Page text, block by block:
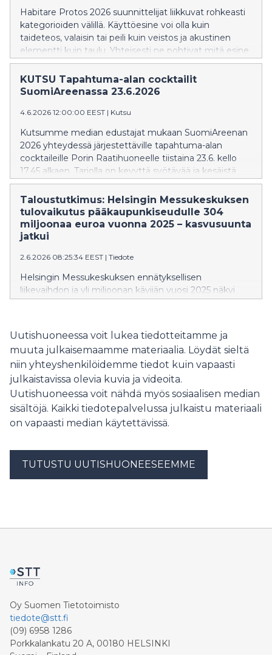
veneet esitellään Venemestarin Telakalla
venemessuilla 12. – 21.2.2027 Helsingin
Messukeskuksessa ja ne kisaavat keskenään
palkinnoista.
Habitare Protos 2026 suunnittelijat liikkuvat rohkeasti
kategorioiden välillä. Käyttöesine voi olla kuin
taideteos, valaisin tai peili kuin veistos ja akustinen
elementti kuin taulu. Yhteisesti ne pohtivat mitä esine
voi kertoa materiaalinsa, muotonsa ja
valmistustapansa kautta.
KUTSU Tapahtuma-alan cocktailit
SuomiAreenassa 23.6.2026
4.6.2026 12:00:00 EEST | Kutsu
Kutsumme median edustajat mukaan SuomiAreenan
2026 yhteydessä järjestettäville tapahtuma-alan
cocktaileille Porin Raatihuoneelle tiistaina 23.6. kello
17.45 alkaen. Tarjolla on kevyttä syötävää ja kesäistä
juotavaa sekä taatusti mielenkiintoisia ja mukavia
kohtaamisia.
Taloustutkimus: Helsingin Messukeskuksen
tulovaikutus pääkaupunkiseudulle 304
miljoonaa euroa vuonna 2025 – kasvusuunta
jatkui
2.6.2026 08:25:34 EEST | Tiedote
Helsingin Messukeskuksen ennätyksellisen
liikevaihdon ja yli miljoonan kävijän vuosi 2025 näkyi
myös tulo- ja työllisyysvaikutuksen kasvuna.
Messukeskuksen talousvaikutus pääkaupunkiseudulle
nousi 304 miljoonaan euroon ja työllisyysvaikutus 4140
henkilötyövuoteen.
Uutishuoneessa voit lukea tiedotteitamme ja
muuta julkaisemaamme materiaalia. Löydät sieltä
niin yhteyshenkilöidemme tiedot kuin vapaasti
julkaistavissa olevia kuvia ja videoita.
Uutishuoneessa voit nähdä myös sosiaalisen median
sisältöjä. Kaikki tiedotepalvelussa julkaistu materiaali
on vapaasti median käytettävissä.
TUTUSTU UUTISHUONEESEEMME
Oy Suomen Tietotoimisto
tiedote@stt.fi
(09) 6958 1286
Porkkalankatu 20 A, 00180 HELSINKI